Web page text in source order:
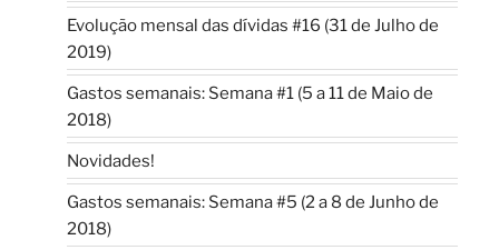
Evolução mensal das dívidas #16 (31 de Julho de
2019)
Gastos semanais: Semana #1 (5 a 11 de Maio de
2018)
Novidades!
Gastos semanais: Semana #5 (2 a 8 de Junho de
2018)